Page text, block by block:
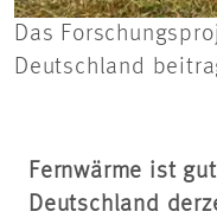
Das
Deutschland
Fernwärme ist
Deutschland